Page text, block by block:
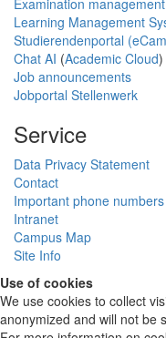
Learning Management
Studierendenportal
Chat AI (Academic Cloud)
Job announcements
Jobportal Stellenwerk
Service
Data Privacy Statement
Contact
Important phone numbers
Intranet
Campus Map
Site Info
Use of cookies
We use cookies to collect
anonymized and will not be